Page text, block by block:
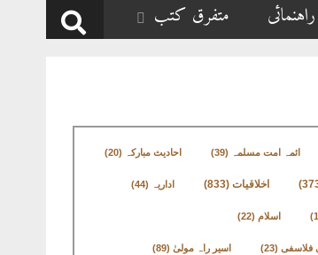
متفرق کتب
ائمہ امت مسلمہ (39) احادیث مبارکہ (20)
اخلاقیات(833) اداریہ (44)
اسلام (22)
فلاسفی(23) اسیر راہ مولیٰ(89)